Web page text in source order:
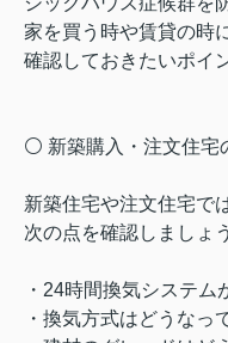
家を買う時や賃貸の時
確認しておきたいポイ
⚪️ 新築購入・注文住宅
新築住宅や注文住宅で
次の点を確認しましょ
・24時間換気システム
・換気方式はどうなっ